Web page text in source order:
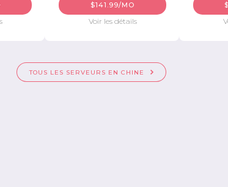
$141.99/MO
Voir les détails
TOUS LES SERVEURS EN CHINE